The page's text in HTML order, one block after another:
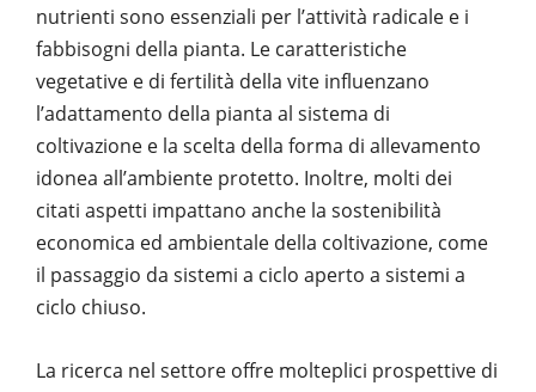
nutrienti sono essenziali per l’attività radicale e i
fabbisogni della pianta. Le caratteristiche
vegetative e di fertilità della vite influenzano
l’adattamento della pianta al sistema di
coltivazione e la scelta della forma di allevamento
idonea all’ambiente protetto. Inoltre, molti dei
citati aspetti impattano anche la sostenibilità
economica ed ambientale della coltivazione, come
il passaggio da sistemi a ciclo aperto a sistemi a
ciclo chiuso.
La ricerca nel settore offre molteplici prospettive di